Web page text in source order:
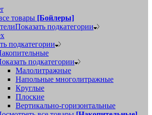
товары [Бойлеры]
Показать подкатегории
подкатегории
подкатегории
Малолитражные
Напольные многолитражные
Круглые
Плоские
Вертикально-горизонтальные